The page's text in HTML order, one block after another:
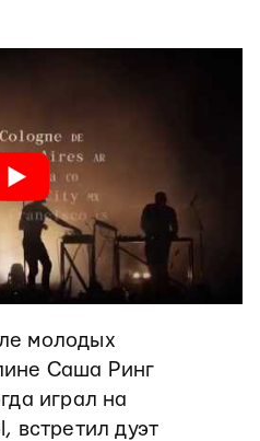
молодых
Саша Ринг
играл на
встретил дуэт